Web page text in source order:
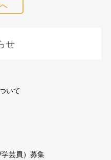
せ
いて
芸員）募集